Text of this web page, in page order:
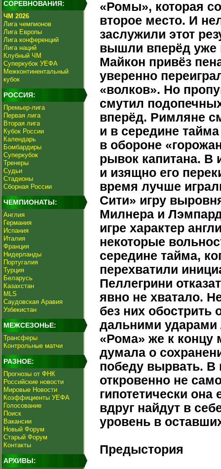
СОРЕВНОВАНИЯ:
ЧМ 2026
Лига чемпионов
Лига Европы
Лига конференций
Лига наций
Клубный ЧМ
Суперкубок УЕФА
Межконтинентальный
кубок
РОССИЯ:
Премьер-лига
Первая лига
Вторая лига
Кубок России
Календарь
Бомбардиры
Суперкубок
Тренеры
Судьи
Стадионы
Сборная России
ЧЕМПИОНАТЫ:
Англия
Германия
Испания
Италия
Франция
Нидерланды
Португалия
Турция
Беларусь
Казахстан
MLS
Саудовская Аравия
Узбекистан
МЕЖСЕЗОНЬЕ:
Трансферы
Контрольные матчи
РАЗНОЕ:
Прогнозы от ФНК
Российские новости
Мировые Новости
Коэффициенты УЕФА
Голосование
Поиск
Вакансии
Новый Форум
Старый Форум
Контакты
АРХИВЫ:
«Ромы», которая
второе место. И
заслужили этот
вышли вперёд уже
Майкон привёз
уверенно
«волков». Но
смутил
вперёд. Римляне
и в середине
в обороне
рывок капитана. В
и изящно его
время лучше
Сити» игру
Милнера и
игре характер
некоторые
середине тайма,
перехватили
Пеллегрини
явно не хватало.
без них обострить
дальними ударами
«Рома» же к концу
думала о
победу вырвать. В
откровенно не
гипотетически
вдруг найдут в
уровень в
Предыстория